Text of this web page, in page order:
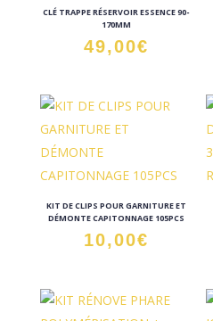
CLÉ TRAPPE RÉSERVOIR ESSENCE 90-
170MM
49,00€
KIT DE CLIPS POUR GARNITURE ET
DÉMONTE CAPITONNAGE 105PCS
10,00€